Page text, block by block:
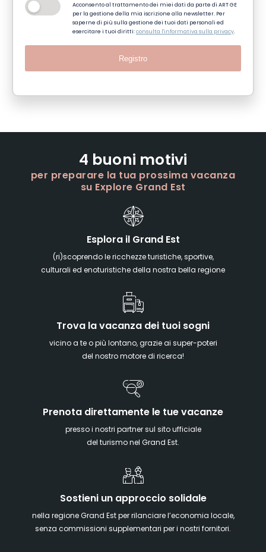
Acconsento al trattamento dei miei dati da parte di ART GE
per la gestione della mia iscrizione alla newsletter. Per
saperne di più sulla gestione dei tuoi dati personali ed
esercitare i tuoi diritti:consulta l'informativa sulla privacy.
Registro
4 buoni motivi
per preparare la tua prossima vacanza
su Explore Grand Est
Esplora il Grand Est
(ri)scoprendo le ricchezze turistiche, sportive,
culturali ed enoturistiche della nostra bella regione
Trova la vacanza dei tuoi sogni
vicino a te o più lontano, grazie ai super-poteri
del nostro motore di ricerca!
Prenota direttamente le tue vacanze
presso i nostri partner sul sito ufficiale
del turismo nel Grand Est.
Sostieni un approccio solidale
nella regione Grand Est per rilanciare l’economia locale,
senza commissioni supplementari per i nostri fornitori.